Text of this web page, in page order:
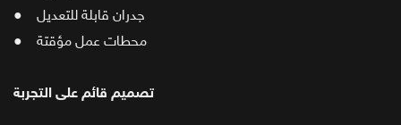
● جدران قابلة للتعديل
● محطات عمل مؤقتة
تصميم قائم على التجربة